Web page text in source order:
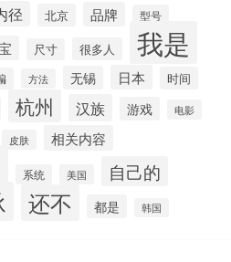
径 北京 品牌 型号
尺寸 很多人 我是
方法 无锡 日本 时间
杭州 汉族 游戏 电影
皮肤 相关内容
系统 美国 自己的
还不 都是 韩国